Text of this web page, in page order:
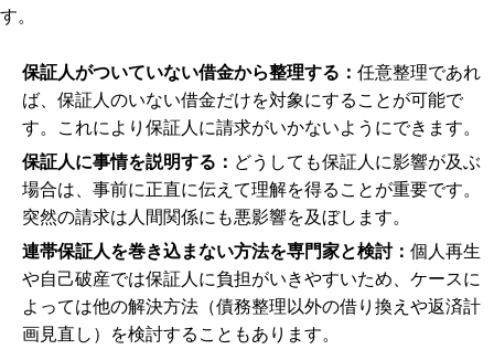
す。
保証人がついていない借金から整理する： 任意整理であれ
ば、保証人のいない借金だけを対象にすることが可能で
す。これにより保証人に請求がいかないようにできます。
保証人に事情を説明する： どうしても保証人に影響が及ぶ
場合は、事前に正直に伝えて理解を得ることが重要です。
突然の請求は人間関係にも悪影響を及ぼします。
連帯保証人を巻き込まない方法を専門家と検討： 個人再生
や自己破産では保証人に負担がいきやすいため、ケースに
よっては他の解決方法（債務整理以外の借り換えや返済計
画見直し）を検討することもあります。